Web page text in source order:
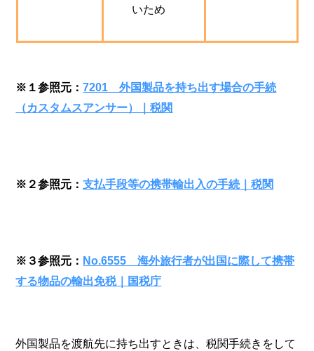
いため
※１参照元：7201 外国製品を持ち出す場合の手続
（カスタムスアンサー）｜税関
※２参照元：支払手段等の携帯輸出入の手続｜税関
※３参照元： No.6555 海外旅行者が出国に際して携帯
する物品の輸出免税｜国税庁
外国製品を渡航先に持ち出すときは、税関手続きをして